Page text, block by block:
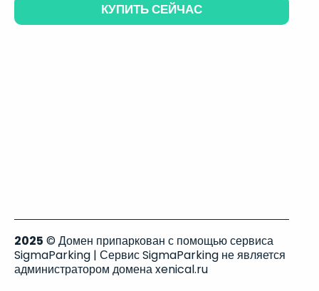
КУПИТЬ СЕЙЧАС
2025 © Домен припаркован с помощью сервиса
SigmaParking | Сервис SigmaParking не является
администратором домена xenical.ru